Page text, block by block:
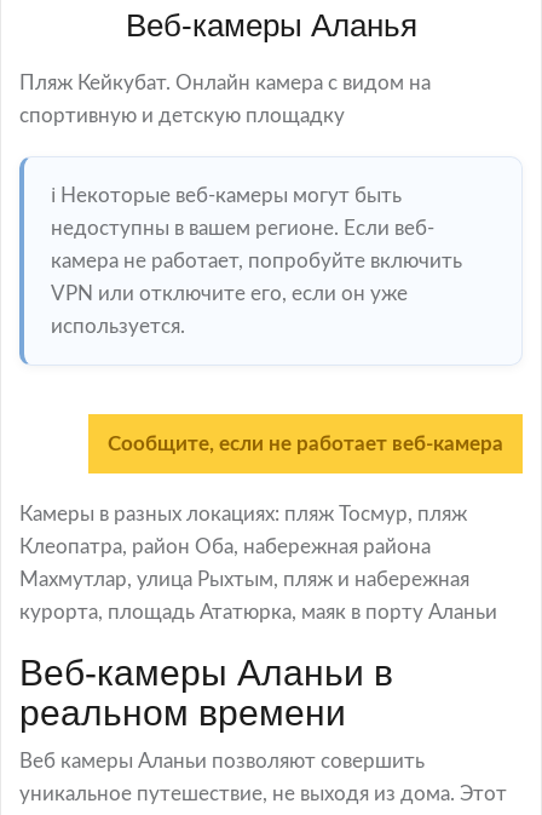
Веб-камеры Аланья
Пляж Кейкубат. Онлайн камера с видом на
спортивную и детскую площадку
ℹ️ Некоторые веб-камеры могут быть
недоступны в вашем регионе. Если веб-
камера не работает, попробуйте включить
VPN или отключите его, если он уже
используется.
Сообщите, если не работает веб-камера
Камеры в разных локациях: пляж Тосмур, пляж
Клеопатра, район Оба, набережная района
Махмутлар, улица Рыхтым, пляж и набережная
курорта, площадь Ататюрка, маяк в порту Аланьи
Веб-камеры Аланьи в
реальном времени
Веб камеры Аланьи позволяют совершить
уникальное путешествие, не выходя из дома. Этот